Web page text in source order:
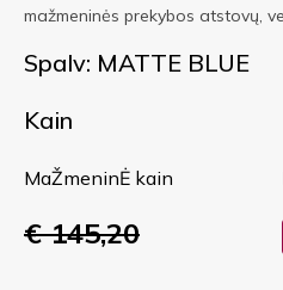
mažmeninės prekybos atstovų,
Spalv: MATTE BLUE
Kain
MaŽmeninĖ kain
€ 145,20